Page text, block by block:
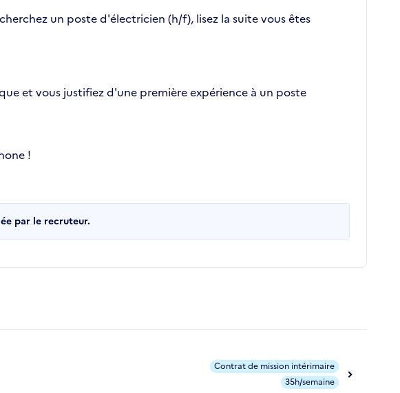
un poste d'électricien (h/f), lisez la suite vous êtes
et vous justifiez d'une première expérience à un poste
!
par le recruteur.
Contrat de mission intérimaire
35h/semaine